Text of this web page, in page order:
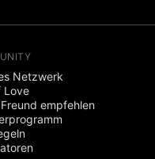
Netzwerk
Love
empfehlen